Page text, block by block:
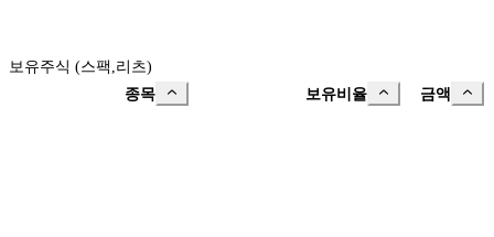
보유주식 (스팩,리츠)
종목
보유비율 금액